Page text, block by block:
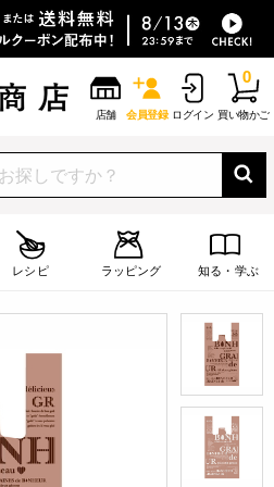
店舗 会員登録 ログイン 買い物かご
0
レシピ ラッピング 知る・学ぶ